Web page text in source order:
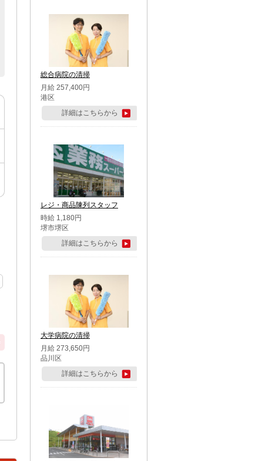
総合病院の清掃
月給 257,400円
港区
詳細はこちらから
レジ・商品陳列スタッフ
時給 1,180円
堺市堺区
詳細はこちらから
大学病院の清掃
月給 273,650円
品川区
詳細はこちらから